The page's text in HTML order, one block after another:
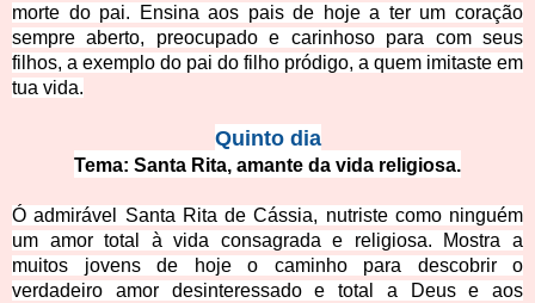
morte do pai. Ensina aos pais de hoje a ter um coração
sempre aberto, preocupado e carinhoso para com seus
filhos, a exemplo do pai do filho pródigo, a quem imitaste em
tua vida.
Quinto dia
Tema: Santa Rita, amante da vida religiosa.
Ó admirável Santa Rita de Cássia, nutriste como ninguém
um amor total à vida consagrada e religiosa. Mostra a
muitos jovens de hoje o caminho para descobrir o
verdadeiro amor desinteressado e total a Deus e aos